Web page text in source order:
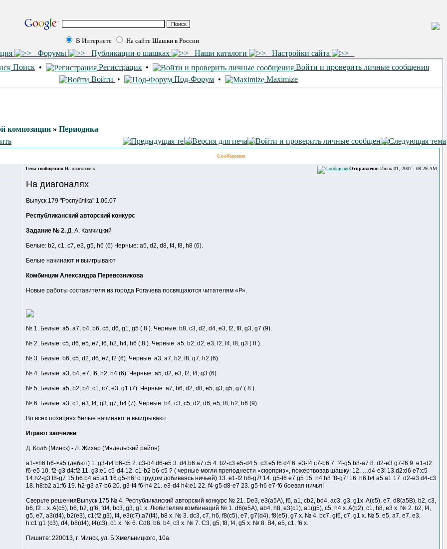
В Интернете На сайте Шашки в России
Форумы Публикации о шашках Наши каталоги Настройки сайта
Поиск • Регистрация •
Войти и проверить личные сообщения
Войти • Под-Форум • Maximize
композиции » Периодика
Сообщение
Тема сообщения: На диагоналях Отправлено: Июнь 01, 2007 - 08:29 AM
На диагоналях
Выпуск 179 "Рэспублiка" 1.06.07
Республиканский авторский конкурс
Задание № 2. Д. А. Камчицкий
Белые: b2, c1, c7, e3, g5, h6 (6) Черные: a5, d2, d8, f4, f8, h8 (6).
Белые начинают и выигрывают
Комбинции Александра Перевозникова
Новые работы составителя из города Рогачева посвящаются читателям «Р».
№ 1. Белые: a5, a7, b4, b6, c5, d6, g1, g5 ( 8 ). Черные: b8, c3, d2, d4, e3, f2, f8, g3, g7 (9).
№ 2. Белые: c5, d6, e5, e7, f6, h2, h4, h6 ( 8 ). Черные: a5, b2, d2, e3, f2, f4, f8, g3 ( 8 ).
№ 3. Белые: b6, c5, d2, d6, e7, f2 (6). Черные: a3, a7, b2, f8, g7, h2 (6).
№ 4. Белые: a3, b4, e7, f6, h2, h4 (6). Черные: a5, d2, e3, f2, f4, g3 (6).
№ 5. Белые: a5, b2, b4, c1, c7, e3, g1 (7). Черные: a7, b6, d2, d8, e5, g3, g5, g7 ( 8 ).
№ 6. Белые: a3, c1, e3, f4, g3, g7, h4 (7). Черные: b4, c3, c5, d2, d6, e5, f8, h2, h6 (9).
Во всех позициях белые начинают и выигрывают.
Играют заочники
Д. Колб (Минск) - Л. Жихар (Мядельский район)
a1->h6 h6->a5 (дебют) 1. g3-h4 b6-c5 2. c3-d4 d6-e5 3. d4:b6 a7:c5 4. b2-c3 e5-d4 5. c3:e5 f6:d4 6. e3-f4 c7-b6 7. f4-g5 b8-a7 8. d2-e3 g7-f6 9. e1-d2
f6-e5 10. f2-g3 d4:f2 11. g3:e1 c5-d4 12. c1-b2 b6-c5 ? ( черные могли преподнести «сюрприз», пожертвовав шашку: 12. …d4-e3! 13.d2:d6 e7:c5
14.h2-g3 f8-g7 15.h6:b4 a5:a1 16.g5-h6! с трудом добиваясь ничьей) 13. e1-f2 h8-g7! 14. g5-f6 e7:g5 15. h4:h8 f8-g7! 16. h6:b4 a5:a1 17. d2-e3 d4-c3
18. h8:b2 a1:f6 19. h2-g3 a7-b6 20. g3-f4 f6-h4 21. e3-d4 h4:e1 22. f4-g5 d8-e7 23. g5-h6 e7-f6 боевая ничья!
Сверьте решенияВыпуск 175 № 4. Республиканский авторский конкурс № 21. De3, e3(a5A), f6, a1, cb2, bd4, ac3, g3, g1x. A(c5), e7, d8(a5B), b2, c3,
b6, f2…x. A(c5), b6, b2, gf6, fd4, bc3, g3, g1 x. Любителям комбинаций № 1. d6(e5A), ab4, h8, e3(c1), a1(g5), c5, h4 x. A(b2), c1, h8, e3 x. № 2. b2, f4,
g5, e7, a3(d4), b2(e3), c1(f2,g3), f4, e3(c7),a7(f4), b8 x. № 3. dc3, c7, h6, f8(c5), e7, g7(d4), f8(e5), g7 x. № 4. bc7, gf6, c7, g1 x. № 5. e5, a7, e7, e3,
h:c1:g1 (c3), d4, b8(d4), f4(c3), c1 x. № 6. Cd8, b6, b4, c3 x. № 7. C3, g5, f8, f4, g5 x. № 8. B4, e5, c1, f6 x.
Пишите: 220013, г. Минск, ул. Б.Хмельницкого, 10a.